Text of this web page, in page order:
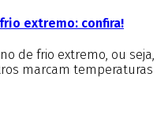
extremo: confira!
de frio extremo, ou seja,
marcam temperaturas